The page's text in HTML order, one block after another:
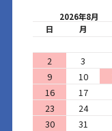
2026年8月
日
月
2
3
9
10
16
17
23
24
30
31